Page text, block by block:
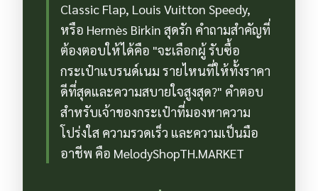
Classic Flap, Louis Vuitton Speedy,
หรือ Hermès Birkin สุดรัก คำถามสำคัญที่
ต้องตอบให้ได้คือ "จะเลือกผู้ รับซื้อ
กระเป๋าแบรนด์เนม รายไหนที่ให้ทั้งราคา
ดีที่สุดและความสบายใจสูงสุด?" คำตอบ
สำหรับเจ้าของกระเป๋าที่มองหาความ
โปร่งใส ความรวดเร็ว และความเป็นมือ
อาชีพ คือ MelodyShopTH.MARKET